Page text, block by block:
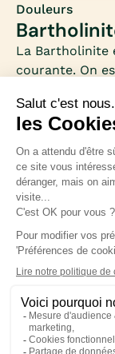
Douleurs
La Bartholinite
courante. On
concernées
principalement
manifeste cette
de la glande
abcès ou un
point sur les
Bartholinite.
Inscrivez-vous
informée des